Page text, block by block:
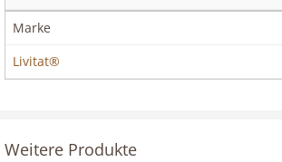
Marke
Livitat®
Weitere Produkte